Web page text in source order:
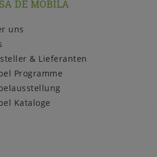
DE MOBILA
uns
& Lieferanten
Programme
Kataloge